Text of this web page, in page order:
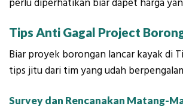
perlu diperhatikan biar dapet harga
Tips Anti Gagal Project
Biar proyek borongan lancar kayak di
tips jitu dari tim yang udah
Survey dan Rencanakan Matang-